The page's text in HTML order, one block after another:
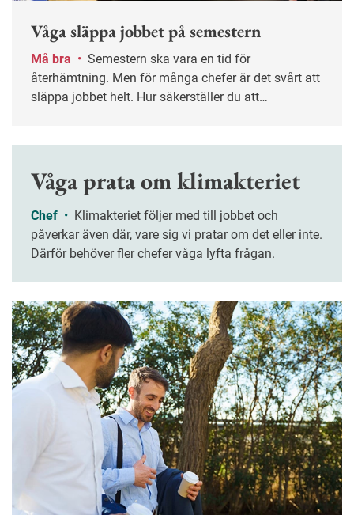
Våga släppa jobbet på semestern
Må bra •
återhämtning. Men för många chefer är det svårt att
släppa jobbet helt. Hur säkerställer du att
Våga prata om klimakteriet
Chef •
påverkar även där, vare sig vi pratar om det eller inte.
Därför behöver fler chefer våga lyfta frågan.